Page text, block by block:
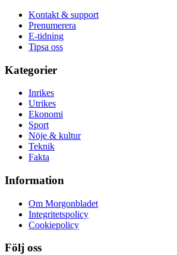
Kontakt & support
Prenumerera
E-tidning
Tipsa oss
Kategorier
Inrikes
Utrikes
Ekonomi
Sport
Nöje & kultur
Teknik
Fakta
Information
Om Morgonbladet
Integritetspolicy
Cookiepolicy
Följ oss